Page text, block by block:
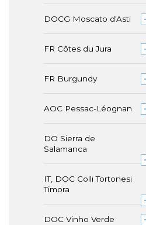
DOCG Moscato d'Asti
FR Côtes du Jura
FR Burgundy
AOC Pessac-Léognan
DO Sierra de
Salamanca
IT, DOC Colli Tortonesi
Timora
DOC Vinho Verde